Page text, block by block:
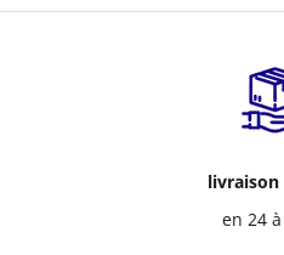
livraison
en 24